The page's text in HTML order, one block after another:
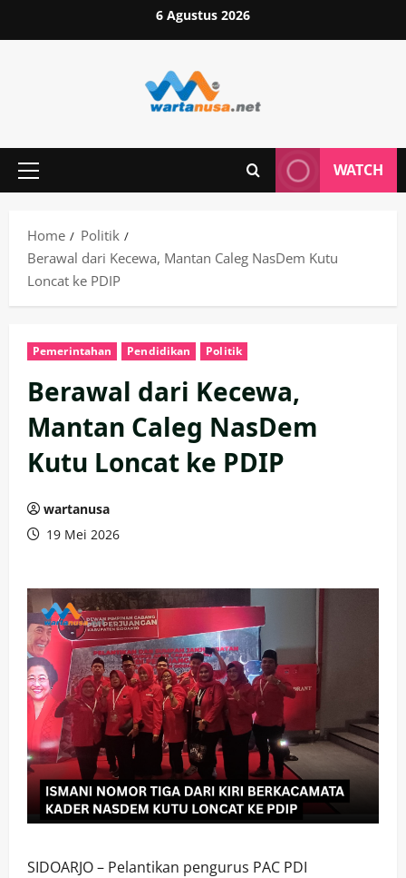
to
6 Agustus 2026
Primary
WATCH
Home
Politik
Berawal dari Kecewa, Mantan Caleg NasDem Kutu
Loncat ke PDIP
Pemerintahan Pendidikan Politik
Berawal dari Kecewa,
Mantan Caleg NasDem
Kutu Loncat ke PDIP
wartanusa
19 Mei 2026
SIDOARJO – Pelantikan pengurus PAC PDI